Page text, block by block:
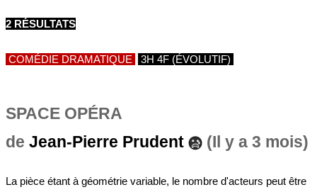
2 RÉSULTATS
COMÉDIE DRAMATIQUE 3H 4F (ÉVOLUTIF)
SPACE OPÉRA
de Jean-Pierre Prudent (Il y a 3 mois)
La pièce étant à géométrie variable, le nombre d'acteurs peut être